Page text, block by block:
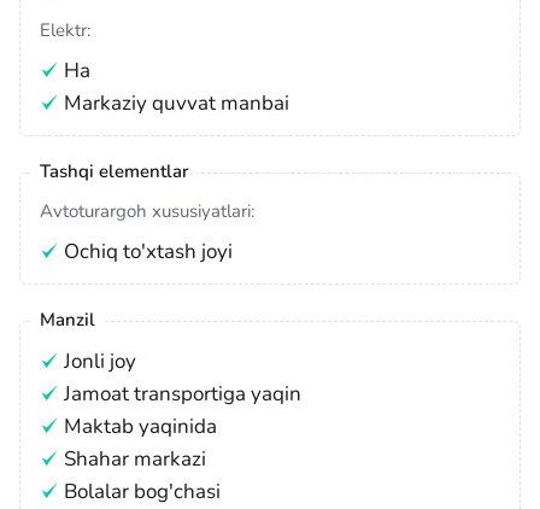
Elektr:
Ha
Markaziy quvvat manbai
Tashqi elementlar
Avtoturargoh xususiyatlari:
Ochiq to'xtash joyi
Manzil
Jonli joy
Jamoat transportiga yaqin
Maktab yaqinida
Shahar markazi
Bolalar bog'chasi